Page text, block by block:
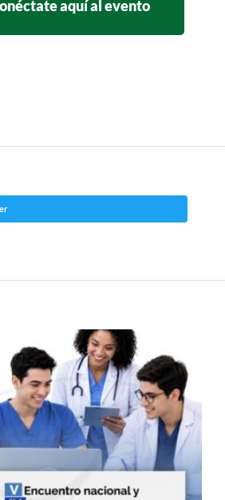
aquí al evento